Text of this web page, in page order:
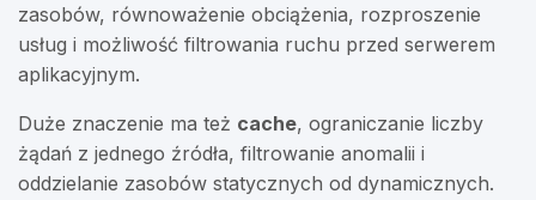
zasobów, równoważenie obciążenia, rozproszenie
usług i możliwość filtrowania ruchu przed serwerem
aplikacyjnym.
Duże znaczenie ma też cache, ograniczanie liczby
żądań z jednego źródła, filtrowanie anomalii i
oddzielanie zasobów statycznych od dynamicznych.